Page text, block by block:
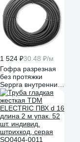
1 524 ₽30.48 ₽/м
Гофра разрезная
без протяжки
Seppra внутренний
диаметр 10 мм,
длина 50 метров
106.1101.110